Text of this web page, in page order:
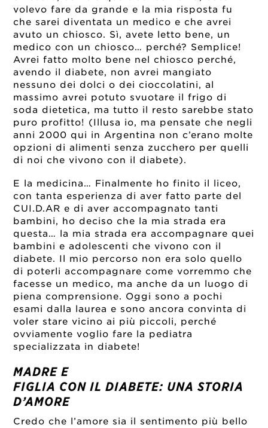
volevo fare da grande e la mia risposta fu
che sarei diventata un medico e che avrei
avuto un chiosco. Sì, avete letto bene, un
medico con un chiosco… perché? Semplice!
Avrei fatto molto bene nel chiosco perché,
avendo il diabete, non avrei mangiato
nessuno dei dolci o dei cioccolatini, al
massimo avrei potuto svuotare il frigo di
soda dietetica, ma tutto il resto sarebbe stato
puro profitto! (Illusa io, ma pensate che negli
anni 2000 qui in Argentina non c’erano molte
opzioni di alimenti senza zucchero per quelli
di noi che vivono con il diabete).
E la medicina… Finalmente ho finito il liceo,
con tanta esperienza di aver fatto parte del
CUI.D.AR e di aver accompagnato tanti
bambini, ho deciso che la mia strada era
questa… la mia strada era accompagnare quei
bambini e adolescenti che vivono con il
diabete. Il mio percorso non era solo quello
di poterli accompagnare come vorremmo che
facesse un medico, ma anche da un luogo di
piena comprensione. Oggi sono a pochi
esami dalla laurea e sono ancora convinta di
voler stare vicino ai più piccoli, perché
ovviamente voglio fare la pediatra
specializzata in diabete!
MADRE E
FIGLIA CON IL DIABETE: UNA STORIA
D’AMORE
Credo che l’amore sia il sentimento più bello